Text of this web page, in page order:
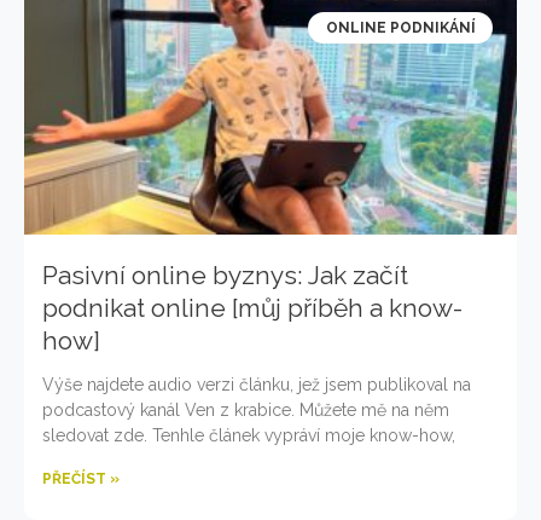
ONLINE PODNIKÁNÍ
Pasivní online byznys: Jak začít
podnikat online [můj příběh a know-
how]
Výše najdete audio verzi článku, jež jsem publikoval na
podcastový kanál Ven z krabice. Můžete mě na něm
sledovat zde. Tenhle článek vypráví moje know-how,
PŘEČÍST »